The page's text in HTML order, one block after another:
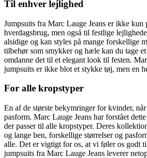
Til enhver lejlighed
Jumpsuits fra Marc Lauge Jeans er ikke kun
hverdagsbrug, men også til festlige
alsidige og kan styles på mange forskellige
tilbehør som smykker og hæle kan du tage
omdanne det til et elegant look til festen.
jumpsuits er ikke blot et stykke tøj, men en
For alle kropstyper
En af de største bekymringer for kvinder,
pasform. Marc Lauge Jeans har forstået
der passer til alle kropstyper. Deres
og lange ben, forskellige størrelser og
alle. Det er vigtigt for os, at vi føler os godt
jumpsuits fra Marc Lauge Jeans leverer